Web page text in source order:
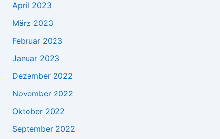
April 2023
März 2023
Februar 2023
Januar 2023
Dezember 2022
November 2022
Oktober 2022
September 2022